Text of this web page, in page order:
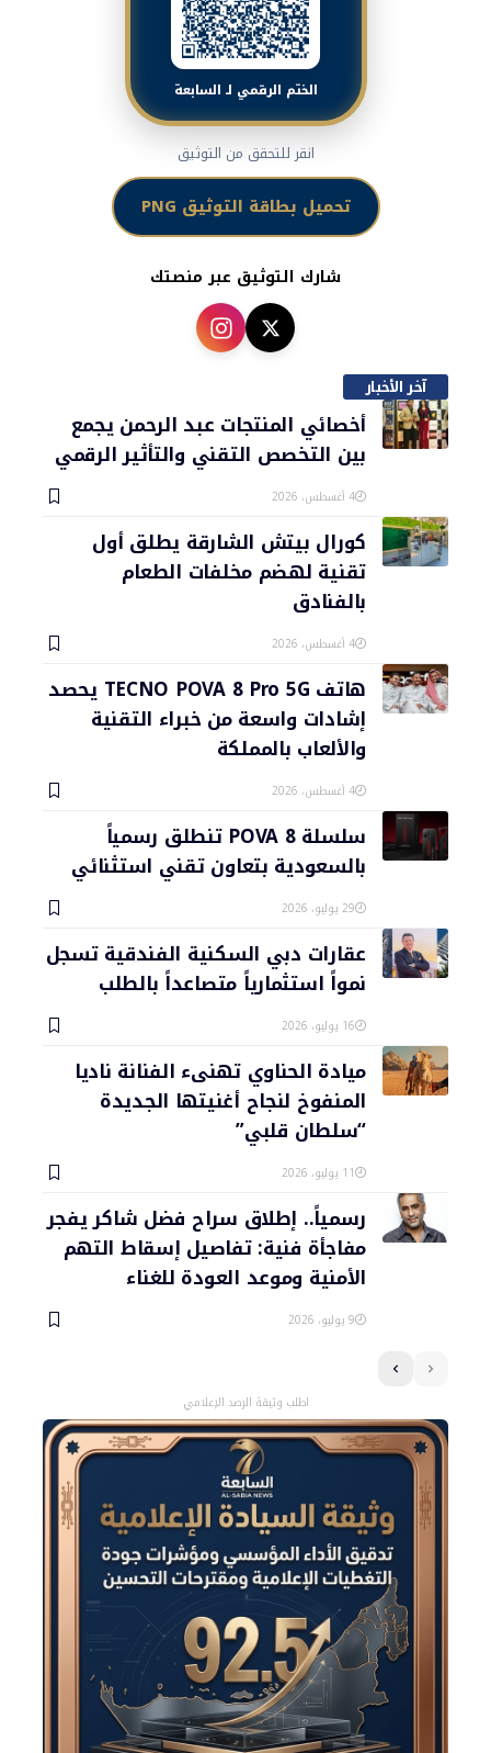
الختم الرقمي لـ السابعة
انقر للتحقق من التوثيق
تحميل بطاقة التوثيق PNG
شارك التوثيق عبر منصتك
آخر الأخبار
أخصائي المنتجات عبد الرحمن يجمع
بين التخصص التقني والتأثير الرقمي
4 أغسطس، 2026
كورال بيتش الشارقة يطلق أول
تقنية لهضم مخلفات الطعام
بالفنادق
4 أغسطس، 2026
هاتف TECNO POVA 8 Pro 5G يحصد
إشادات واسعة من خبراء التقنية
والألعاب بالمملكة
4 أغسطس، 2026
سلسلة POVA 8 تنطلق رسمياً
بالسعودية بتعاون تقني استثنائي
29 يوليو، 2026
عقارات دبي السكنية الفندقية تسجل
نمواً استثمارياً متصاعداً بالطلب
16 يوليو، 2026
ميادة الحناوي تهنىء الفنانة ناديا
المنفوخ لنجاح أغنيتها الجديدة
“سلطان قلبي”
11 يوليو، 2026
رسمياً.. إطلاق سراح فضل شاكر يفجر
مفاجأة فنية: تفاصيل إسقاط التهم
الأمنية وموعد العودة للغناء
9 يوليو، 2026
اطلب وثيقة الرصد الإعلامي